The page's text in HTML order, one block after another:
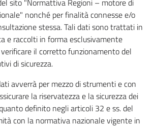
sito "Normattiva Regioni – motore di
nonché per finalità connesse e/o
stessa. Tali dati sono trattati in
e raccolti in forma esclusivamente
il corretto funzionamento del
di sicurezza.
avverrà per mezzo di strumenti e con
la riservatezza e la sicurezza dei
definito negli articoli 32 e ss. del
con la normativa nazionale vigente in